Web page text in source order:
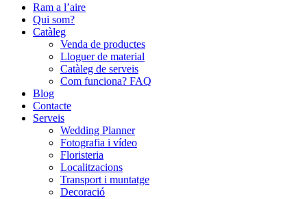
Ram a l’aire
Qui som?
Catàleg
Venda de productes
Lloguer de material
Catàleg de serveis
Com funciona? FAQ
Blog
Contacte
Serveis
Wedding Planner
Fotografia i vídeo
Floristeria
Localitzacions
Transport i muntatge
Decoració